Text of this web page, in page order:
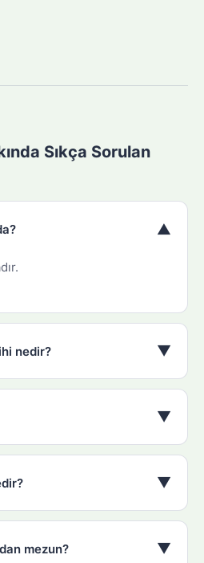
Sıkça Sorulan
▼
nedir? ▼
▼
▼
mezun? ▼